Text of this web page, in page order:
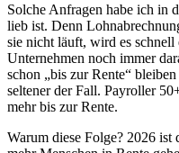
Solche Anfragen habe ich in
lieb ist. Denn
sie nicht läuft, wird es schnell
Unternehmen noch immer
schon „bis zur Rente“
seltener der Fall. Payroller
mehr bis zur Rente.
Warum diese Folge? 2026 ist